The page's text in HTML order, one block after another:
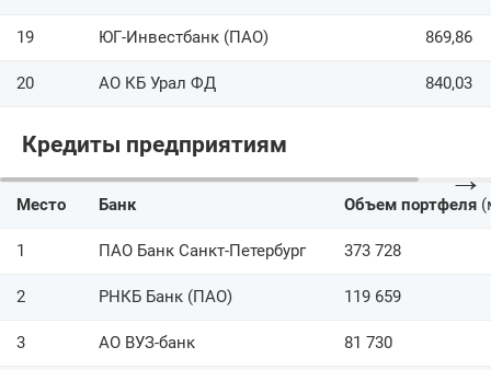
19 ЮГ-Инвестбанк (ПАО) 869,86
20 АО КБ Урал ФД 840,03
Кредиты предприятиям
→
Место Банк Объем портфеля
1 ПАО Банк Санкт-Петербург 373 728
2 РНКБ Банк (ПАО) 119 659
3 АО ВУЗ-банк 81 730